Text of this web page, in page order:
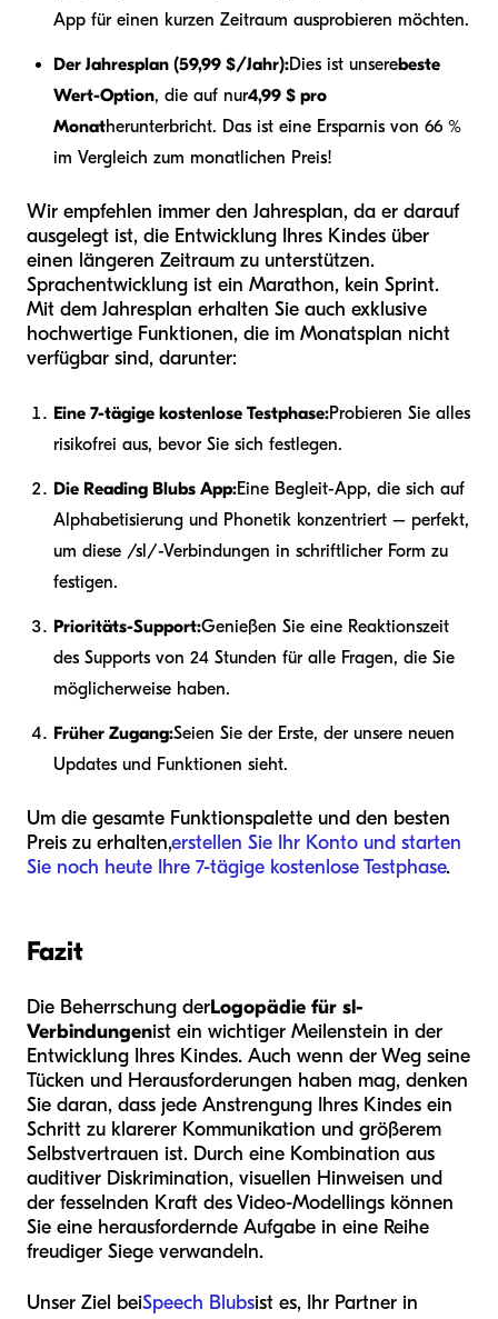
App für einen kurzen Zeitraum ausprobieren möchten.
Der Jahresplan (59,99 $/Jahr):Dies ist unserebeste
Wert-Option, die auf nur4,99 $ pro
Monatherunterbricht. Das ist eine Ersparnis von 66 %
im Vergleich zum monatlichen Preis!
Wir empfehlen immer den Jahresplan, da er darauf
ausgelegt ist, die Entwicklung Ihres Kindes über
einen längeren Zeitraum zu unterstützen.
Sprachentwicklung ist ein Marathon, kein Sprint.
Mit dem Jahresplan erhalten Sie auch exklusive
hochwertige Funktionen, die im Monatsplan nicht
verfügbar sind, darunter:
Eine 7-tägige kostenlose Testphase:Probieren Sie alles
risikofrei aus, bevor Sie sich festlegen.
Die Reading Blubs App:Eine Begleit-App, die sich auf
Alphabetisierung und Phonetik konzentriert – perfekt,
um diese /sl/-Verbindungen in schriftlicher Form zu
festigen.
Prioritäts-Support:Genießen Sie eine Reaktionszeit
des Supports von 24 Stunden für alle Fragen, die Sie
möglicherweise haben.
Früher Zugang:Seien Sie der Erste, der unsere neuen
Updates und Funktionen sieht.
Um die gesamte Funktionspalette und den besten
Preis zu erhalten,erstellen Sie Ihr Konto und starten
Sie noch heute Ihre 7-tägige kostenlose Testphase.
Fazit
Die Beherrschung derLogopädie für sl-
Verbindungenist ein wichtiger Meilenstein in der
Entwicklung Ihres Kindes. Auch wenn der Weg seine
Tücken und Herausforderungen haben mag, denken
Sie daran, dass jede Anstrengung Ihres Kindes ein
Schritt zu klarerer Kommunikation und größerem
Selbstvertrauen ist. Durch eine Kombination aus
auditiver Diskrimination, visuellen Hinweisen und
der fesselnden Kraft des Video-Modellings können
Sie eine herausfordernde Aufgabe in eine Reihe
freudiger Siege verwandeln.
Unser Ziel beiSpeech Blubsist es, Ihr Partner in